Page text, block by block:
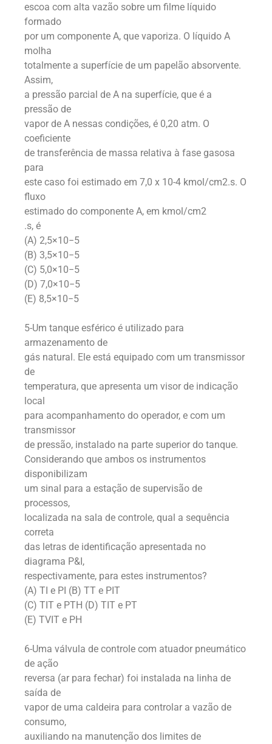
escoa com alta vazão sobre um filme líquido
formado
por um componente A, que vaporiza. O líquido A
molha
totalmente a superfície de um papelão absorvente.
Assim,
a pressão parcial de A na superfície, que é a
pressão de
vapor de A nessas condições, é 0,20 atm. O
coeficiente
de transferência de massa relativa à fase gasosa
para
este caso foi estimado em 7,0 x 10-4 kmol/cm2.s. O
fluxo
estimado do componente A, em kmol/cm2
.s, é
(A) 2,5×10−5
(B) 3,5×10−5
(C) 5,0×10−5
(D) 7,0×10−5
(E) 8,5×10−5
5-Um tanque esférico é utilizado para
armazenamento de
gás natural. Ele está equipado com um transmissor
de
temperatura, que apresenta um visor de indicação
local
para acompanhamento do operador, e com um
transmissor
de pressão, instalado na parte superior do tanque.
Considerando que ambos os instrumentos
disponibilizam
um sinal para a estação de supervisão de
processos,
localizada na sala de controle, qual a sequência
correta
das letras de identificação apresentada no
diagrama P&I,
respectivamente, para estes instrumentos?
(A) TI e PI (B) TT e PIT
(C) TIT e PTH (D) TIT e PT
(E) TVIT e PH
6-Uma válvula de controle com atuador pneumático
de ação
reversa (ar para fechar) foi instalada na linha de
saída de
vapor de uma caldeira para controlar a vazão de
consumo,
auxiliando na manutenção dos limites de